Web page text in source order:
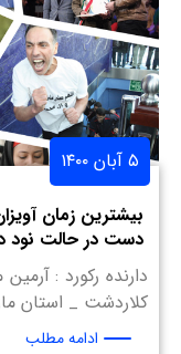
۵ آبان ۱۴۰۰
بیشترین زمان
دست در حالت نود
کلاردشت _ استان
ادامه مطلب